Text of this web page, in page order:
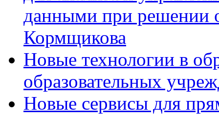
данными при решении
Кормщикова
Новые технологии в
образовательных
Новые сервисы для